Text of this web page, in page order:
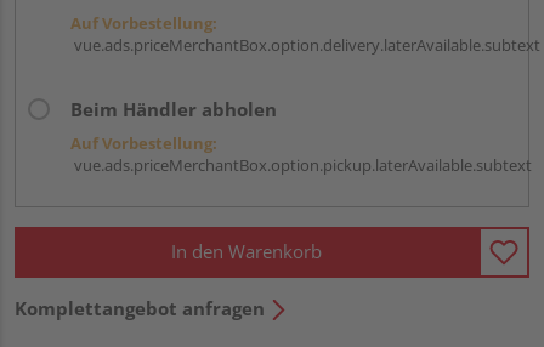
Auf Vorbestellung:
vue.ads.priceMerchantBox.option.delivery.laterAvailable.subtext
Beim Händler abholen
Auf Vorbestellung:
vue.ads.priceMerchantBox.option.pickup.laterAvailable.subtext
In den Warenkorb
Komplettangebot anfragen